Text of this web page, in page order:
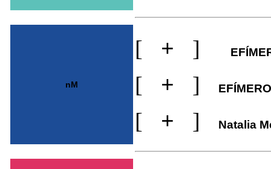
nM
[ + ]
[ + ]
[ + ] Natalia